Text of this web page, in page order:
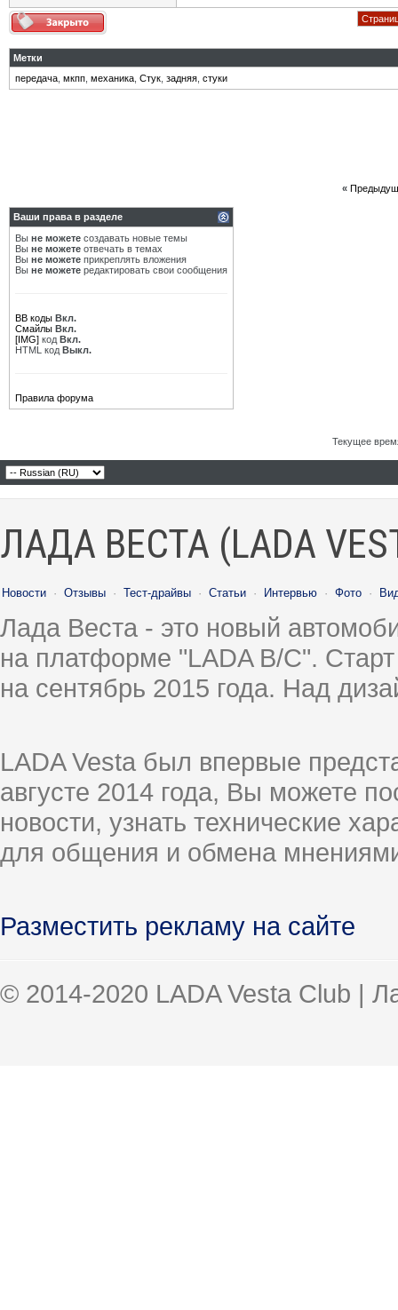
Метки
передача мкпп механика Стук задняя стуки
«
Ваши права в разделе
Вы не можете создавать новые темы
Вы не можете отвечать в темах
Вы не можете прикреплять вложения
Вы не можете редактировать свои сообщения
BB коды Вкл.
Смайлы Вкл.
[IMG] код Вкл.
HTML код Выкл.
Правила форума
Текущее
ЛАДА ВЕСТА (LADA
Новости · Отзывы · Тест-драйвы · Статьи · Интервью · Фото ·
Лада Веста - это новый
на платформе "LADA B/C".
на сентябрь 2015 года. Над
LADA Vesta был впервые
августе 2014 года, Вы можете
новости, узнать технические
для общения и обмена
Разместить рекламу на сайте
© 2014-2020 LADA Vesta Club |